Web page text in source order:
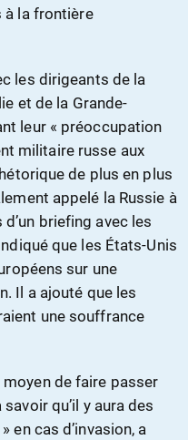
à la frontière
les dirigeants de la
et de la Grande-
leur « préoccupation
militaire russe aux
de plus en plus
appelé la Russie à
briefing avec les
que les États-Unis
sur une
Il a ajouté que les
une souffrance
moyen de faire passer
qu’il y aura des
cas d’invasion, a